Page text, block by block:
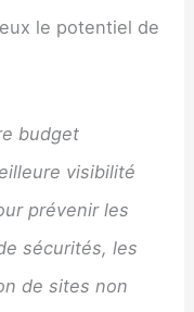
le potentiel de
budget
visibilité
prévenir les
sécurités, les
de sites non